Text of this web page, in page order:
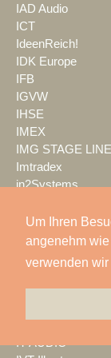
Um Ihren
angenehm
verwenden
IAD Audio
ICT
IdeenReich!
IDK Europe
IFB
IGVW
IHSE
IMEX
IMG STAGE LINE
Imtradex
in2Systems
Infinity
InfoComm
insglück
IT AUDIO